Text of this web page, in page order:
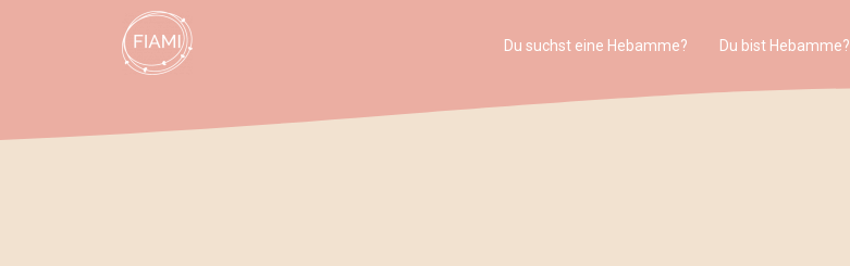
Du suchst eine Hebamme? Du bist Hebamme?